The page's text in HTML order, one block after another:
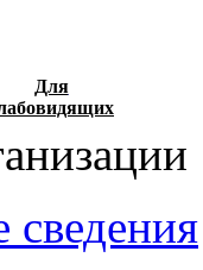
Для